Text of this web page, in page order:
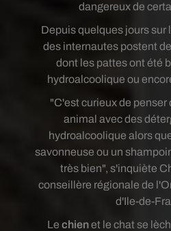
dangereux de
Depuis quelques jours sur
des internautes postent
dont les pattes ont été
hydroalcoolique ou
"C'est curieux de penser
animal avec des
hydroalcoolique alors
savonneuse ou un
très bien", s'inquiète
conseillère régionale de
d'Ile-de-
Le chienet le chat se